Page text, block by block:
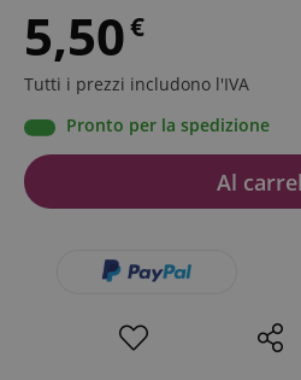
5,50€
Tutti i prezzi includono l'IVA
Pronto per la spedizione
Al